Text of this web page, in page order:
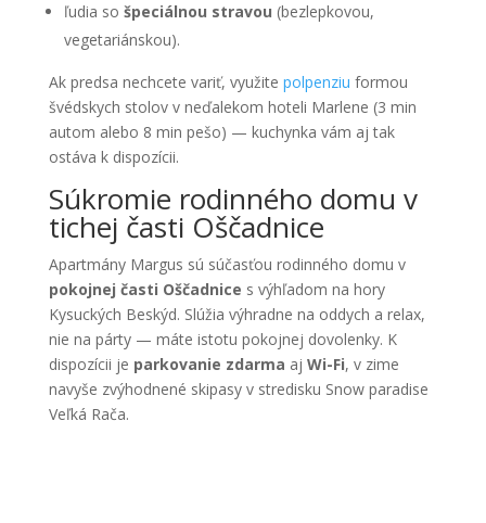
ľudia so špeciálnou stravou (bezlepkovou,
vegetariánskou).
Ak predsa nechcete variť, využite polpenziu formou
švédskych stolov v neďalekom hoteli Marlene (3 min
autom alebo 8 min pešo) — kuchynka vám aj tak
ostáva k dispozícii.
Súkromie rodinného domu v
tichej časti Oščadnice
Apartmány Margus sú súčasťou rodinného domu v
pokojnej časti Oščadnice s výhľadom na hory
Kysuckých Beskýd. Slúžia výhradne na oddych a relax,
nie na párty — máte istotu pokojnej dovolenky. K
dispozícii je parkovanie zdarma aj Wi-Fi, v zime
navyše zvýhodnené skipasy v stredisku Snow paradise
Veľká Rača.